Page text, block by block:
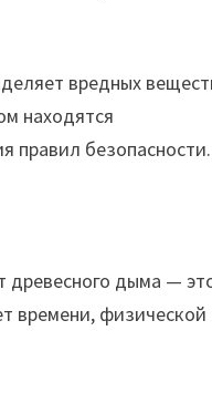
вредных
находятся
правил безопасности.
древесного дыма —
времени, физической